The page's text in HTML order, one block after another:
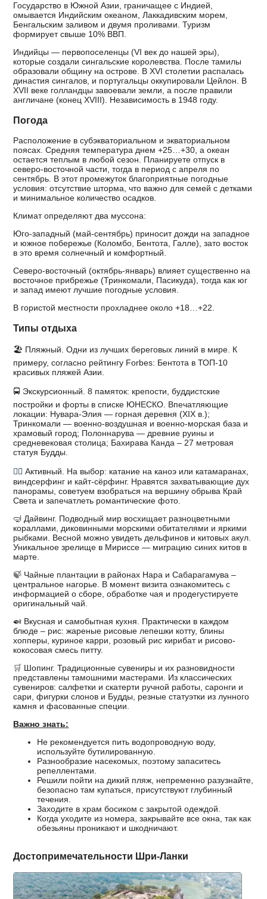
Государство в Южной Азии, граничащее с Индией,
омывается Индийским океаном, Лаккадивским морем,
Бенгальским заливом и двумя проливами. Туризм
формирует свыше 10% ВВП.
Индийцы — первопоселенцы (VI век до нашей эры),
которые создали сингальские королевства. После тамилы
образовали общину на острове. В XVI столетии распалась
династия сингалов, и португальцы оккупировали Цейлон. В
XVII веке голландцы завоевали земли, а после правили
англичане (конец XVIII). Независимость в 1948 году.
Погода
Расположение в субэкваториальном и экваториальном
поясах. Средняя температура днем +25…+30, а океан
остается теплым в любой сезон. Планируете отпуск в
северо-восточной части, тогда в период с апреля по
сентябрь. В этот промежуток благоприятные погодные
условия: отсутствие шторма, что важно для семей с детками
и минимальное количество осадков.
Климат определяют два муссона:
Юго-западный (май-сентябрь) приносит дожди на западное
и южное побережье (Коломбо, Бентота, Галле), зато восток
в это время солнечный и комфортный.
Северо-восточный (октябрь-январь) влияет существенно на
восточное прибрежье (Тринкомали, Пасикуда), тогда как юг
и запад имеют лучшие погодные условия.
В гористой местности прохладнее около +18…+22.
Типы отдыха
🏖️ Пляжный. Одни из лучших береговых линий в мире. К
примеру, согласно рейтингу Forbes: Бентота в ТОП-10
красивых пляжей Азии.
🚍 Экскурсионный. 8 памяток: крепости, буддистские
постройки и форты в списке ЮНЕСКО. Впечатляющие
локации: Нувара-Элия — горная деревня (XIX в.);
Тринкомали — военно-воздушная и военно-морская база и
храмовый город; Полоннарува — древние руины и
средневековая столица; Бахирава Канда – 27 метровая
статуя Будды.
🏄‍♂️Активный. На выбор: катание на каноэ или катамаранах,
виндсерфинг и кайт-сёрфинг. Нравятся захватывающие дух
панорамы, советуем взобраться на вершину обрыва Край
Света и запечатлеть романтические фото.
🤿 Дайвинг. Подводный мир восхищает разноцветными
кораллами, диковинными морскими обитателями и яркими
рыбками. Весной можно увидеть дельфинов и китовых акул.
Уникальное зрелище в Мириссе — миграцию синих китов в
марте.
🍃 Чайные плантации в районах Нара и Сабарагамува –
центральное нагорье. В момент визита ознакомитесь с
информацией о сборе, обработке чая и продегустируете
оригинальный чай.
🍛 Вкусная и самобытная кухня. Практически в каждом
блюде – рис: жареные рисовые лепешки котту, блины
хопперы, куриное карри, розовый рис кирибат и рисово-
кокосовая смесь питту.
🛒 Шопинг. Традиционные сувениры и их разновидности
представлены тамошними мастерами. Из классических
сувениров: салфетки и скатерти ручной работы, саронги и
сари, фигурки слонов и Будды, резные статуэтки из лунного
камня и фасованные специи.
Важно знать:
Не рекомендуется пить водопроводную воду,
используйте бутилированную.
Разнообразие насекомых, поэтому запаситесь
репеллентами.
Решили пойти на дикий пляж, непременно разузнайте,
безопасно там купаться, присутствуют глубинный
течения.
Заходите в храм босиком с закрытой одеждой.
Когда уходите из номера, закрывайте все окна, так как
обезьяны проникают и шкодничают.
Достопримечательности Шри-Ланки